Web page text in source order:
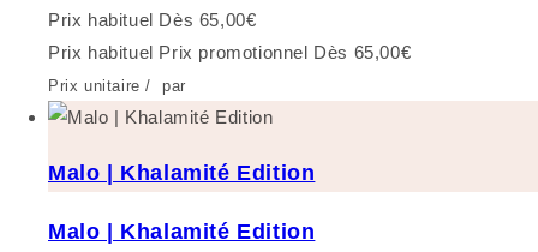
Prix habituel Dès 65,00€
Prix habituel Prix promotionnel Dès 65,00€
Prix unitaire / par
Malo | Khalamité Edition
Malo | Khalamité Edition